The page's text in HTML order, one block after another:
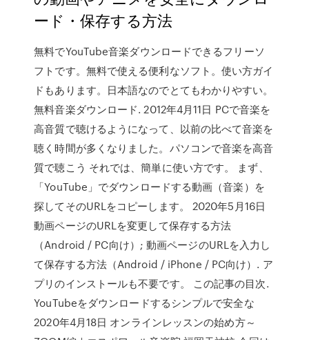
ード・保存する方法
無料でYouTube音楽ダウンロードできるフリーソ
フトです。無料で使える便利なソフト。使い方ガイ
ドもあります。日本語なのでとてもわかりやすい。
無料音楽ダウンロード. 2012年4月11日 PCで音楽を
高音質で聴けるようになって、以前の比べて音楽を
聴く時間が多くなりました。パソコンで音楽を高音
質で聴こう それでは、簡単に使い方です。 まず、
「YouTube」でダウンロードする動画（音楽）を
探してそのURLをコピーします。 2020年5月16日
動画ページのURLを変更して保存する方法
（Android / PC向け）; 動画ページのURLを入力し
て保存する方法（Android / iPhone / PC向け）. ア
プリのインストールも不要です。 この記事の目次.
YouTubeをダウンロードするシンプルで安全な
2020年4月18日 オンラインレッスンの始め方～